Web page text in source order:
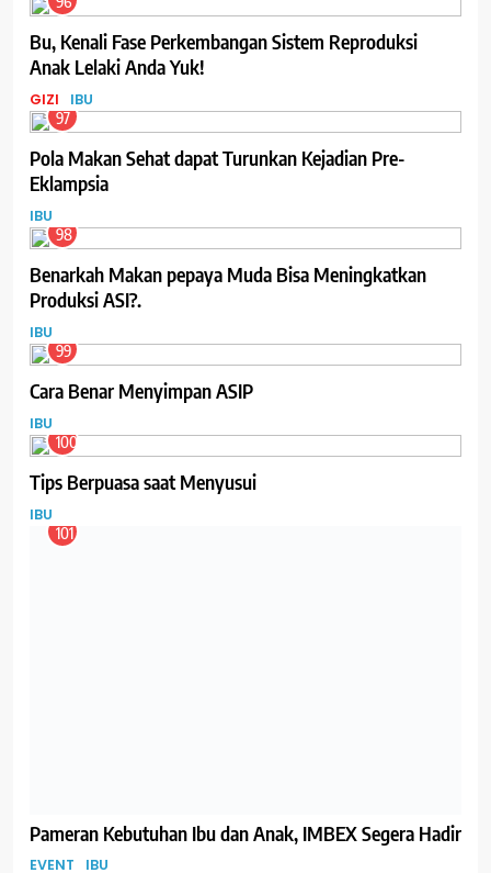
Bu, Kenali Fase Perkembangan Sistem Reproduksi
Anak Lelaki Anda Yuk!
GIZI IBU
97
Pola Makan Sehat dapat Turunkan Kejadian Pre-
Eklampsia
IBU
98
Benarkah Makan pepaya Muda Bisa Meningkatkan
Produksi ASI?.
IBU
99
Cara Benar Menyimpan ASIP
IBU
100
Tips Berpuasa saat Menyusui
IBU
101